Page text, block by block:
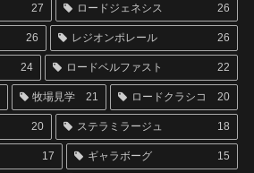
27 ロードジェネシス 26
26 レジオンポレール 26
24 ロードベルファスト 22
牧場見学 21 ロードクラシコ 20
20 ステラミラージュ 18
17 ギャラボーグ 15